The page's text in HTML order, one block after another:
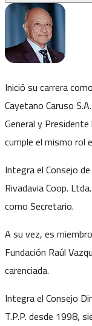
Inició su carrera
Cayetano Caruso
General y
cumple el mismo rol
Integra el Consejo
Rivadavia Coop.
como Secretario.
A su vez, es
Fundación Raúl
carenciada.
Integra el Consejo
T.P.P. desde 1998,